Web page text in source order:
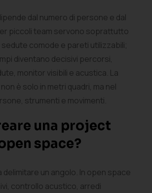
dal numero di persone e dal
piccoli team servono soprattutto
comode e pareti utilizzabili;
diventano decisivi percorsi,
monitor visibili e acustica. La
è solo in metri quadri, ma nel
strumenti e movimenti.
una project
space?
delimitare un angolo. In open space
controllo acustico, arredi